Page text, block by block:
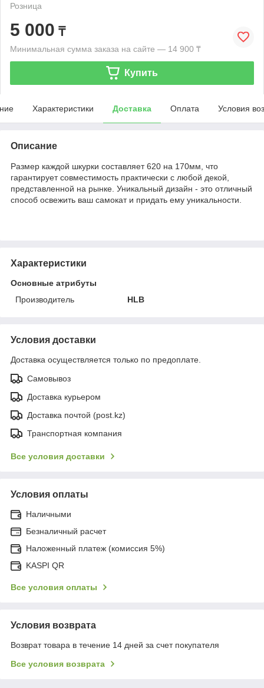
Розница
5 000 ₸
Минимальная сумма заказа на сайте — 14 900 ₸
Купить
Характеристики Доставка Оплата Условия
Описание
Размер каждой шкурки составляет 620 на 170мм, что
гарантирует совместимость практически с любой декой,
представленной на рынке. Уникальный дизайн - это отличный
способ освежить ваш самокат и придать ему уникальности.
Характеристики
Основные атрибуты
Производитель
HLB
Условия доставки
Доставка осуществляется только по предоплате.
Самовывоз
Доставка курьером
Доставка почтой (post.kz)
Транспортная компания
Все условия доставки
Условия оплаты
Наличными
Безналичный расчет
Наложенный платеж (комиссия 5%)
KASPI QR
Все условия оплаты
Условия возврата
Возврат товара в течение 14 дней за счет покупателя
Все условия возврата